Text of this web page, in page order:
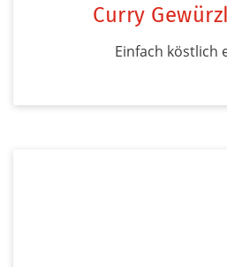
Curry
Einfach köstlich